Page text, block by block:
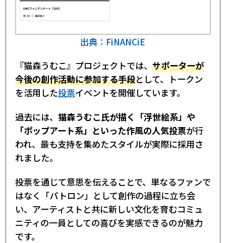
出典：FiNANCiE
『猫森うむこ』プロジェクトでは、 サポーターが
今後の創作活動に参加する手段として、トークン
を活用した投票イベントを開催しています。
過去には、 猫森うむこ氏が描く「浮世絵系」や
「ポップアート系」といった作風の人気投票が行
われ、最も支持を集めたスタイルが実際に採用さ
れました。
投票を通じて意思を伝えることで、単なるファンで
はなく「パトロン」として創作の過程に立ち会
い、アーティストと共に新しい文化を育むコミュ
ニティの一員としての喜びを実感できるのが魅力
です。